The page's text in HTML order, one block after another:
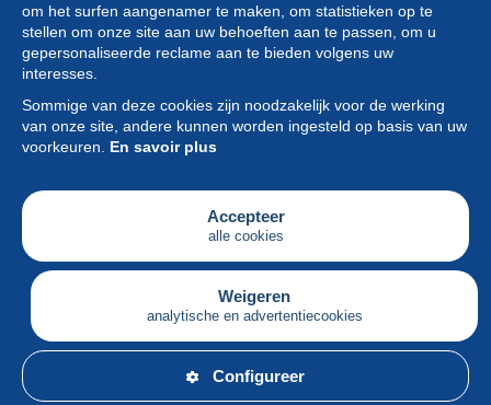
om het surfen aangenamer te maken, om statistieken op te
stellen om onze site aan uw behoeften aan te passen, om u
gepersonaliseerde reclame aan te bieden volgens uw
interesses.
Sommige van deze cookies zijn noodzakelijk voor de werking
van onze site, andere kunnen worden ingesteld op basis van uw
voorkeuren. En savoir plus
Accepteer
alle cookies
Weigeren
analytische en advertentiecookies
Configureer
Collectie
Nieuws
Functie
Vereniging
Diensten
Schrijven
Nederlands